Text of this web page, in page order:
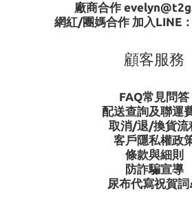
廠商合作
網紅/團媽合作 加入LINE：
顧客服務
FAQ常見問答
配送查詢及聯運
取消/退/換貨流
客戶隱私權政
條款與細則
防詐騙宣導
尿布代寫祝賀詞